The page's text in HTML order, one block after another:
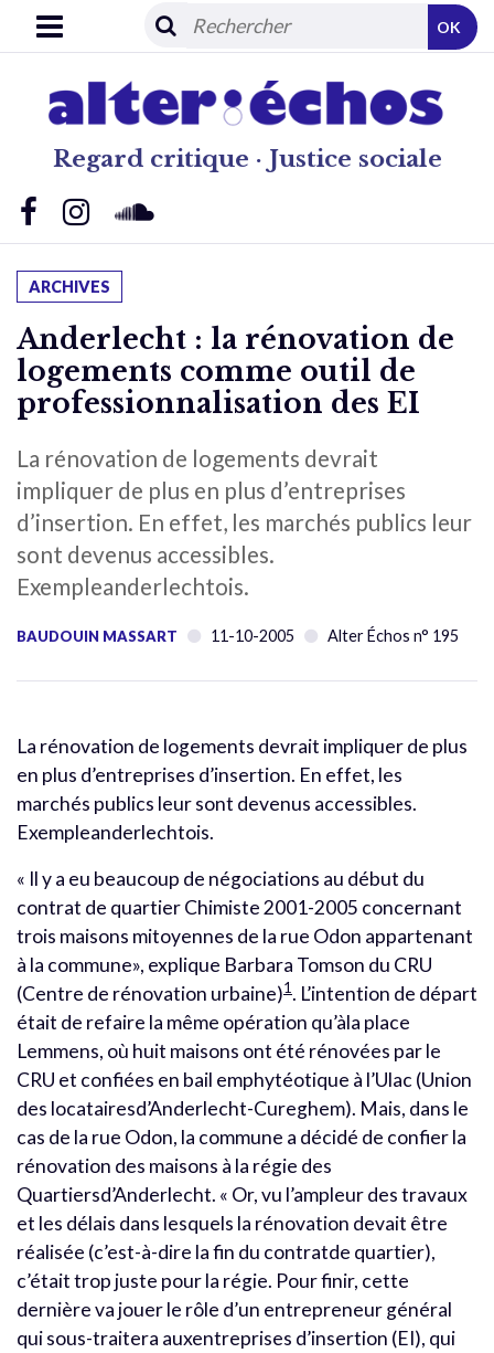
Regard critique · Justice sociale
OK
ARCHIVES
Anderlecht : la rénovation de
logements comme outil de
professionnalisation des EI
La rénovation de logements devrait
impliquer de plus en plus d’entreprises
d’insertion. En effet, les marchés publics leur
sont devenus accessibles.
Exempleanderlechtois.
BAUDOUIN MASSART 11-10-2005 Alter Échos n° 195
La rénovation de logements devrait impliquer de plus
en plus d’entreprises d’insertion. En effet, les
marchés publics leur sont devenus accessibles.
Exempleanderlechtois.
« Il y a eu beaucoup de négociations au début du
contrat de quartier Chimiste 2001-2005 concernant
trois maisons mitoyennes de la rue Odon appartenant
à la commune», explique Barbara Tomson du CRU
(Centre de rénovation urbaine)1. L’intention de départ
était de refaire la même opération qu’àla place
Lemmens, où huit maisons ont été rénovées par le
CRU et confiées en bail emphytéotique à l’Ulac (Union
des locatairesd’Anderlecht-Cureghem). Mais, dans le
cas de la rue Odon, la commune a décidé de confier la
rénovation des maisons à la régie des
Quartiersd’Anderlecht. « Or, vu l’ampleur des travaux
et les délais dans lesquels la rénovation devait être
réalisée (c’est-à-dire la fin du contratde quartier),
c’était trop juste pour la régie. Pour finir, cette
dernière va jouer le rôle d’un entrepreneur général
qui sous-traitera auxentreprises d’insertion (EI), qui